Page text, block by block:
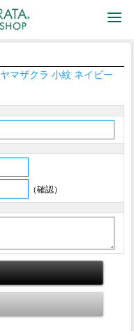
マザクラ 小紋 ネイビー
（確認）